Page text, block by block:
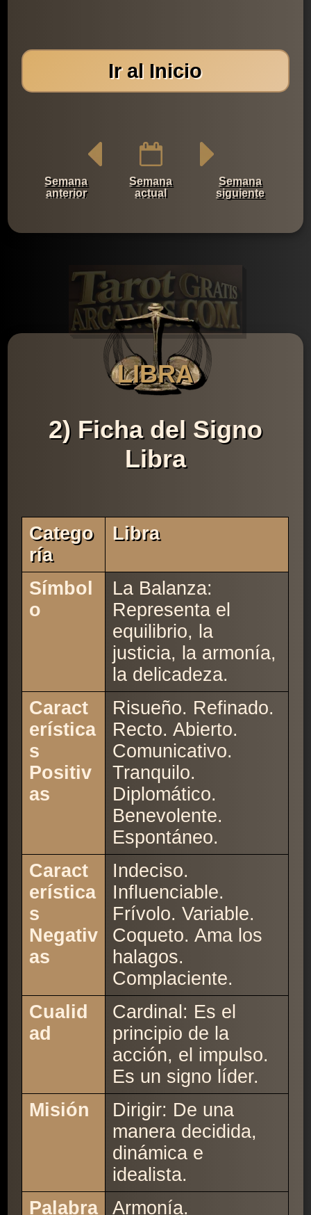
Ir al Inicio
Semana
anterior
Semana
actual
Semana
siguiente
LIBRA
2) Ficha del Signo
Libra
Catego
Ría
Libra
Símbol
o
La Balanza:
Representa el
equilibrio, la
justicia, la armonía,
la delicadeza.
Caract
erística
s
Positiv
as
Risueño. Refinado.
Recto. Abierto.
Comunicativo.
Tranquilo.
Diplomático.
Benevolente.
Espontáneo.
Caract
erística
s
Negativ
as
Indeciso.
Influenciable.
Frívolo. Variable.
Coqueto. Ama los
halagos.
Complaciente.
Cualid
ad
Cardinal: Es el
principio de la
acción, el impulso.
Es un signo líder.
Misión
Dirigir: De una
manera decidida,
dinámica e
idealista.
Palabra
Armonía.